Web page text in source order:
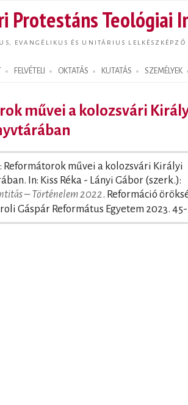
Protestáns Teológiai
EVANGÉLIKUS ÉS UNITÁRIUS LELKÉSZKÉPZŐ
FELVÉTELI OKTATÁS KUTATÁS SZEMÉLYEK
művei a kolozsvári
: Reformátorok művei a kolozsvári Királyi
In: Kiss Réka - Lányi Gábor (szerk.):
– Történelem 2022. Reformáció
Gáspár Református Egyetem 2023.